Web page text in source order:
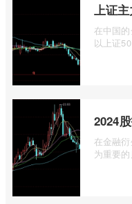
在中国
以上证
在金融
为重要